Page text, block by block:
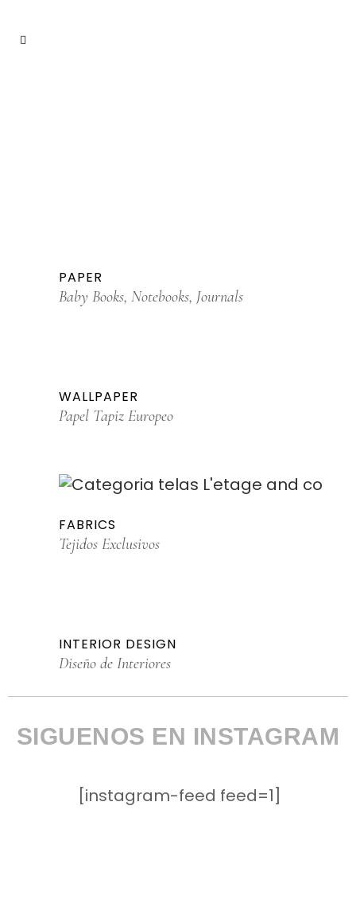
PAPER
Baby Books, Notebooks, Journals
WALLPAPER
Papel Tapiz Europeo
FABRICS
Tejidos Exclusivos
INTERIOR DESIGN
Diseño de Interiores
SIGUENOS EN INSTAGRAM
[instagram-feed feed=1]